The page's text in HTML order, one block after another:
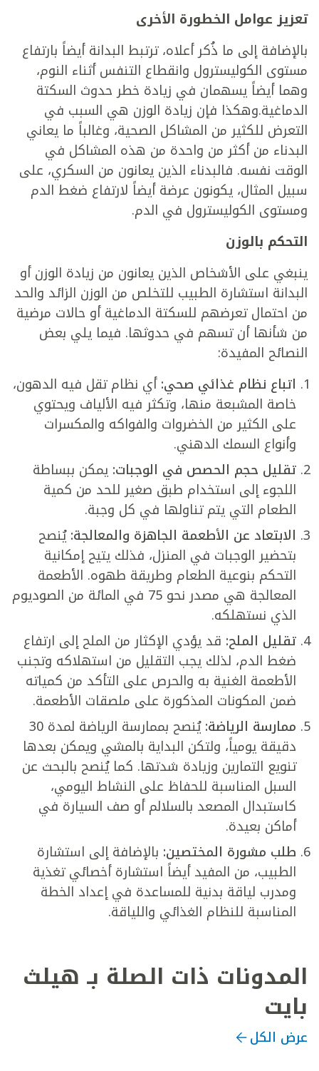
تعزيز عوامل الخطورة الأخرى
بالإضافة إلى ما ذُكر أعلاه، ترتبط البدانة أيضاً بارتفاع
مستوى الكوليسترول وانقطاع التنفس أثناء النوم،
وهما أيضاً يسهمان في زيادة خطر حدوث السكتة
الدماغية.وهكذا فإن زيادة الوزن هي السبب في
التعرض للكثير من المشاكل الصحية، وغالباً ما يعاني
البدناء من أكثر من واحدة من هذه المشاكل في
الوقت نفسه. فالبدناء الذين يعانون من السكري، على
سبيل المثال، يكونون عرضة أيضاً لارتفاع ضغط الدم
ومستوى الكوليسترول في الدم.
التحكم بالوزن
ينبغي على الأشخاص الذين يعانون من زيادة الوزن أو
البدانة استشارة الطبيب للتخلص من الوزن الزائد والحد
من احتمال تعرضهم للسكتة الدماغية أو حالات مرضية
من شأنها أن تسهم في حدوثها. فيما يلي بعض
النصائح المفيدة:
اتباع نظام غذائي صحي:أي نظام تقل فيه الدهون،
خاصة المشبعة منها، وتكثر فيه الألياف ويحتوي
على الكثير من الخضروات والفواكه والمكسرات
وأنواع السمك الدهني.
تقليل حجم الحصص في الوجبات: يمكن ببساطة
اللجوء إلى استخدام طبق صغير للحد من كمية
الطعام التي يتم تناولها في كل وجبة.
الابتعاد عن الأطعمة الجاهزة والمعالجة:يُنصح
بتحضير الوجبات في المنزل، فذلك يتيح إمكانية
التحكم بنوعية الطعام وطريقة طهوه. الأطعمة
المعالجة هي مصدر نحو 75 في المائة من الصوديوم
الذي نستهلكه.
تقليل الملح: قد يؤدي الإكثار من الملح إلى ارتفاع
ضغط الدم، لذلك يجب التقليل من استهلاكه وتجنب
الأطعمة الغنية به والحرص على التأكد من كمياته
ضمن المكونات المذكورة على ملصقات الأطعمة.
ممارسة الرياضة:
يُنصح بممارسة الرياضة لمدة 30
دقيقة يومياً، ولتكن البداية بالمشي ويمكن بعدها
تنويع التمارين وزيادة شدتها. كما يُنصح بالبحث عن
السبل المناسبة للحفاظ على النشاط اليومي،
كاستبدال المصعد بالسلالم أو صف السيارة في
أماكن بعيدة.
طلب مشورة المختصين: بالإضافة إلى استشارة
الطبيب، من المفيد أيضاً استشارة أخصائي تغذية
ومدرب لياقة بدنية للمساعدة في إعداد الخطة
المناسبة للنظام الغذائي واللياقة.
المدونات ذات الصلة بـ هيلث
بايت
عرض الكل